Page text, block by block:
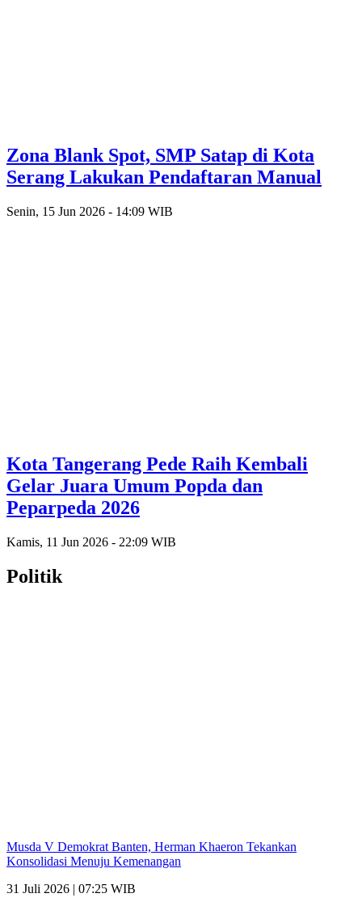
Zona Blank Spot, SMP Satap di Kota
Serang Lakukan Pendaftaran Manual
Senin, 15 Jun 2026 - 14:09 WIB
Kota Tangerang Pede Raih Kembali
Gelar Juara Umum Popda dan
Peparpeda 2026
Kamis, 11 Jun 2026 - 22:09 WIB
Politik
Musda V Demokrat Banten, Herman Khaeron Tekankan
Konsolidasi Menuju Kemenangan
31 Juli 2026 | 07:25 WIB